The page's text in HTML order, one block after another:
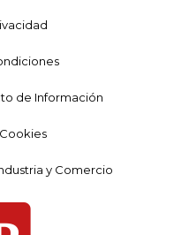
de Información
y Comercio